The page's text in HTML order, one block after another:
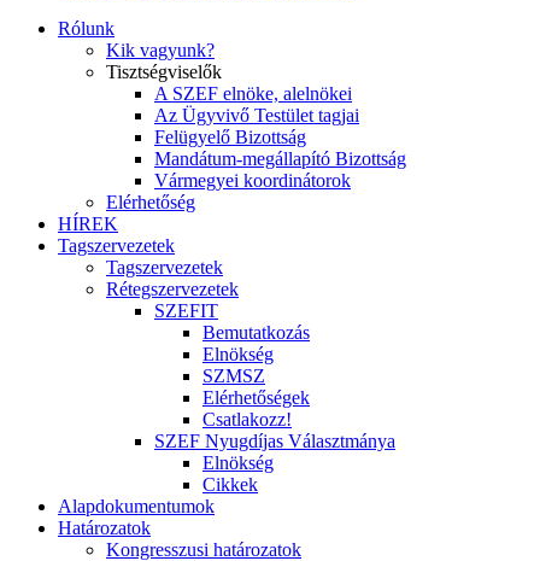
Rólunk
Kik vagyunk?
Tisztségviselők
A SZEF elnöke, alelnökei
Az Ügyvivő Testület tagjai
Felügyelő Bizottság
Mandátum-megállapító Bizottság
Vármegyei koordinátorok
Elérhetőség
HÍREK
Tagszervezetek
Tagszervezetek
Rétegszervezetek
SZEFIT
Bemutatkozás
Elnökség
SZMSZ
Elérhetőségek
Csatlakozz!
SZEF Nyugdíjas Választmánya
Elnökség
Cikkek
Alapdokumentumok
Határozatok
Kongresszusi határozatok